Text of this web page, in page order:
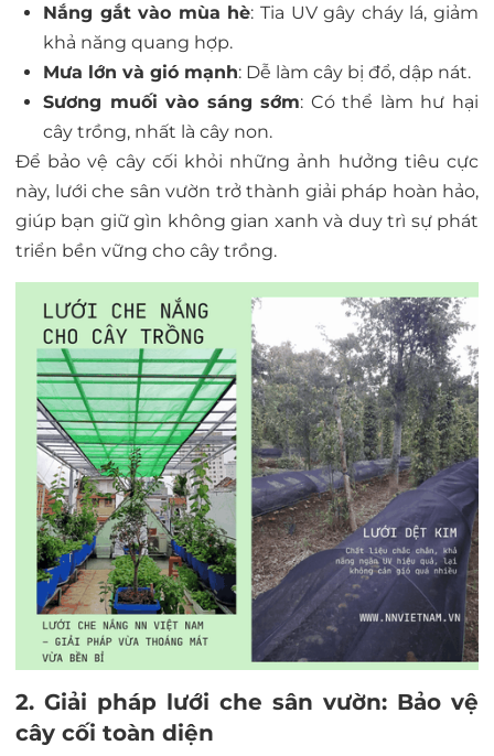
Nắng gắt vào mùa hè: Tia UV gây cháy lá, giảm
khả năng quang hợp.
Mưa lớn và gió mạnh: Dễ làm cây bị đổ, dập nát.
Sương muối vào sáng sớm: Có thể làm hư hại
cây trồng, nhất là cây non.
Để bảo vệ cây cối khỏi những ảnh hưởng tiêu cực
này, lưới che sân vườn trở thành giải pháp hoàn hảo,
giúp bạn giữ gìn không gian xanh và duy trì sự phát
triển bền vững cho cây trồng.
2. Giải pháp lưới che sân vườn: Bảo vệ
cây cối toàn diện